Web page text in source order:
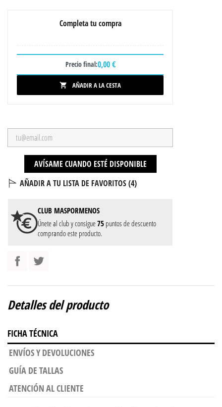
Completa tu compra
Precio final:0,00 €
 AÑADIR A LA CESTA
AVÍSAME CUANDO ESTÉ DISPONIBLE
AÑADIR A TU LISTA DE FAVORITOS (4)
CLUB MASPORMENOS
Únete al club y consigue75 puntos de descuento
comprando este producto.
Detalles del producto
FICHA TÉCNICA
ENVÍOS Y DEVOLUCIONES
GUÍA DE TALLAS
ATENCIÓN AL CLIENTE